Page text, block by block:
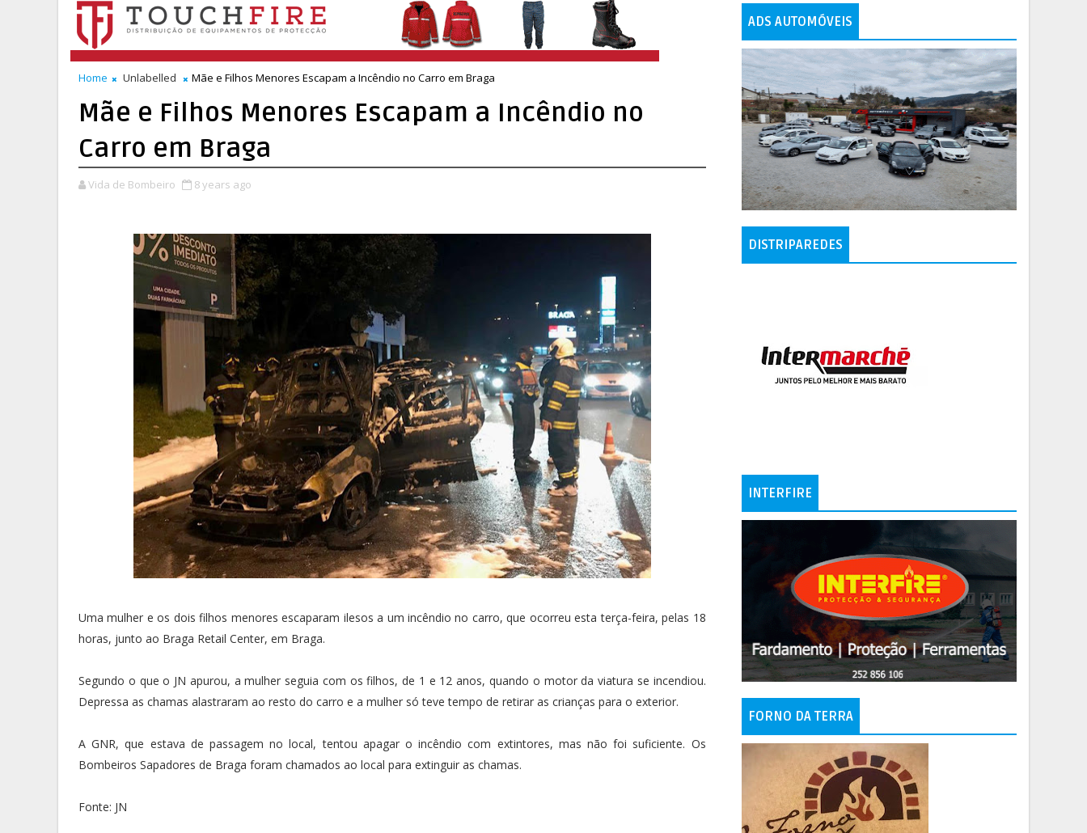
Home Unlabelled Mãe e Filhos Menores Escapam a Incêndio no Carro em Braga
Mãe e Filhos Menores Escapam a Incêndio no
Carro em Braga
Vida de Bombeiro 8 years ago
Uma mulher e os dois filhos menores escaparam ilesos a um incêndio no carro, que ocorreu esta terça-feira, pelas 18
horas, junto ao Braga Retail Center, em Braga.
Segundo o que o JN apurou, a mulher seguia com os filhos, de 1 e 12 anos, quando o motor da viatura se incendiou.
Depressa as chamas alastraram ao resto do carro e a mulher só teve tempo de retirar as crianças para o exterior.
A GNR, que estava de passagem no local, tentou apagar o incêndio com extintores, mas não foi suficiente. Os
Bombeiros Sapadores de Braga foram chamados ao local para extinguir as chamas.
Fonte: JN
ADS AUTOMÓVEIS
DISTRIPAREDES
INTERFIRE
FORNO DA TERRA